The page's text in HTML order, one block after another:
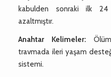
kabulden sonraki ilk
azaltmıştır.
Anahtar Kelimeler:
travmada ileri yaşam
sistemi.